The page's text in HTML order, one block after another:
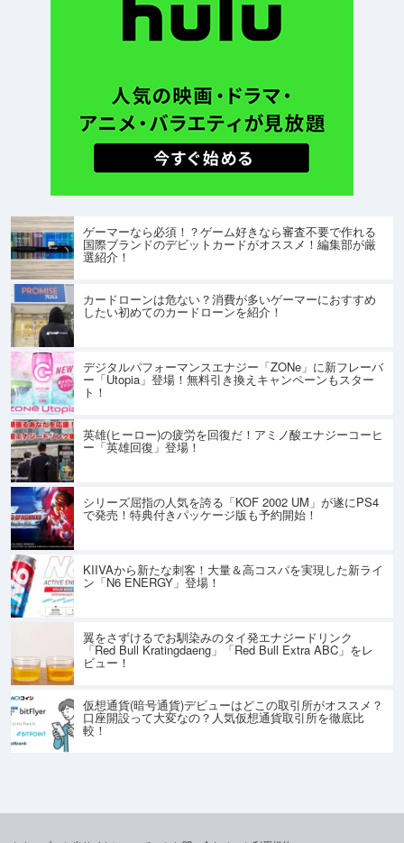
ゲーマーなら必須！？ゲーム好きなら審査不要で作れる
国際ブランドのデビットカードがオススメ！編集部が厳
選紹介！
カードローンは危ない？消費が多いゲーマーにおすすめ
したい初めてのカードローンを紹介！
デジタルパフォーマンスエナジー「ZONe」に新フレーバ
ー「Utopia」登場！無料引き換えキャンペーンもスター
ト！
英雄(ヒーロー)の疲労を回復だ！アミノ酸エナジーコーヒ
ー「英雄回復」登場！
シリーズ屈指の人気を誇る「KOF 2002 UM」が遂にPS4
で発売！特典付きパッケージ版も予約開始！
KIIVAから新たな刺客！大量＆高コスパを実現した新ライ
ン「N6 ENERGY」登場！
翼をさずけるでお馴染みのタイ発エナジードリンク
「Red Bull Kratingdaeng」「Red Bull Extra ABC」をレ
ビュー！
仮想通貨(暗号通貨)デビューはどこの取引所がオススメ？
口座開設って大変なの？人気仮想通貨取引所を徹底比
較！